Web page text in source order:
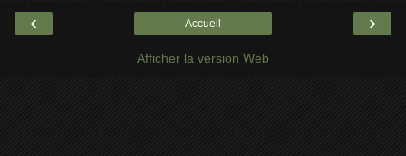
‹ ›
Accueil
Afficher la version Web